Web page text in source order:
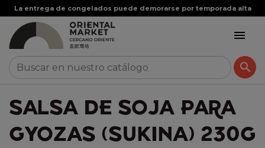
La entrega de congelados puede demorarse por temporada alta


SALSA DE SOJA PARA
GYOZAS (SUKINA) 230G